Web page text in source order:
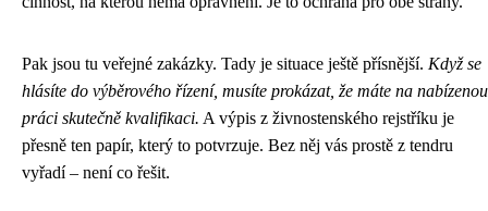
Pak jsou tu veřejné zakázky. Tady je situace ještě přísnější. Když se
hlásíte do výběrového řízení, musíte prokázat, že máte na nabízenou
práci skutečně kvalifikaci. A výpis z živnostenského rejstříku je
přesně ten papír, který to potvrzuje. Bez něj vás prostě z tendru
vyřadí – není co řešit.